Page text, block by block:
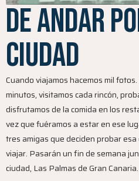
De Andar
ciudad
Cuando viajamos hacemos mil
minutos, visitamos cada rincón,
disfrutamos de la comida en los
vez que fuéramos a estar en ese
tres amigas que deciden probar
viajar. Pasarán un fin de semana
ciudad, Las Palmas de Gran